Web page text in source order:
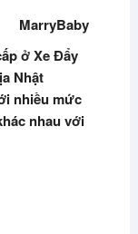
MarryBaby
ở Xe Đẩy
Nhật
nhiều mức
nhau với